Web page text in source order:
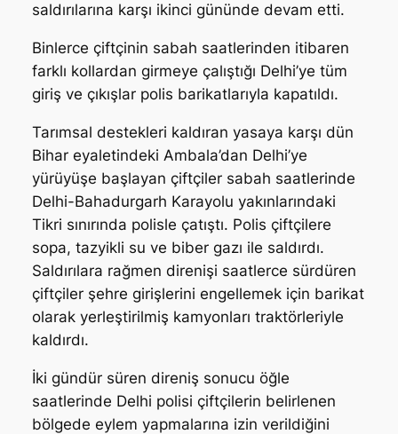
saldırılarına karşı ikinci gününde devam etti.
Binlerce çiftçinin sabah saatlerinden itibaren
farklı kollardan girmeye çalıştığı Delhi’ye tüm
giriş ve çıkışlar polis barikatlarıyla kapatıldı.
Tarımsal destekleri kaldıran yasaya karşı dün
Bihar eyaletindeki Ambala’dan Delhi’ye
yürüyüşe başlayan çiftçiler sabah saatlerinde
Delhi-Bahadurgarh Karayolu yakınlarındaki
Tikri sınırında polisle çatıştı. Polis çiftçilere
sopa, tazyikli su ve biber gazı ile saldırdı.
Saldırılara rağmen direnişi saatlerce sürdüren
çiftçiler şehre girişlerini engellemek için barikat
olarak yerleştirilmiş kamyonları traktörleriyle
kaldırdı.
İki gündür süren direniş sonucu öğle
saatlerinde Delhi polisi çiftçilerin belirlenen
bölgede eylem yapmalarına izin verildiğini